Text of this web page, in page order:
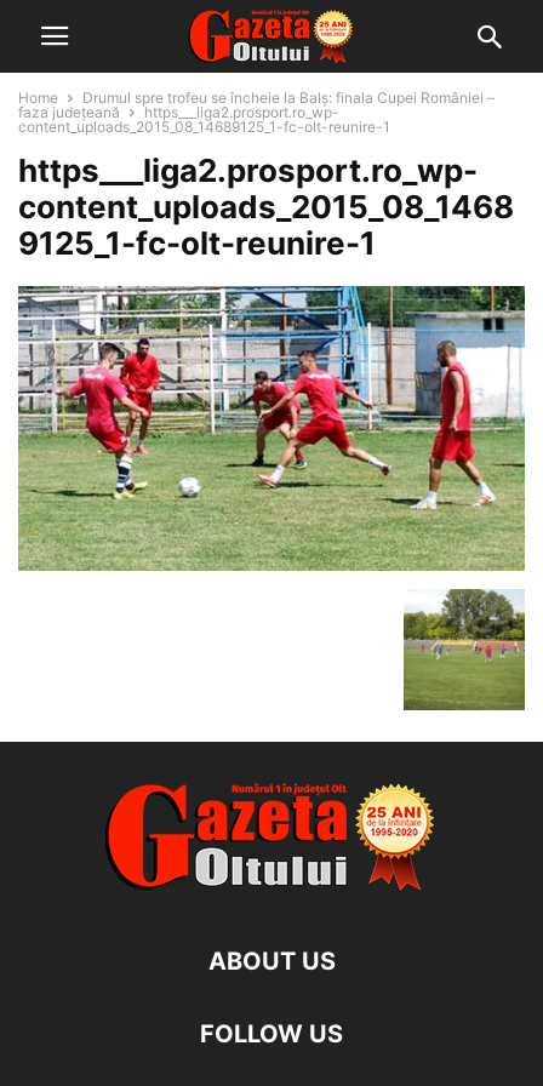
Home
Drumul spre trofeu se încheie la Balș: finala Cupei României –
faza județeană
https___liga2.prosport.ro_wp-
content_uploads_2015_08_14689125_1-fc-olt-reunire-1
https___liga2.prosport.ro_wp-
content_uploads_2015_08_1468
9125_1-fc-olt-reunire-1
ABOUT US
FOLLOW US